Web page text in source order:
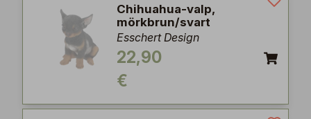
Chihuahua-valp,
mörkbrun/svart
Esschert Design
22,90
€